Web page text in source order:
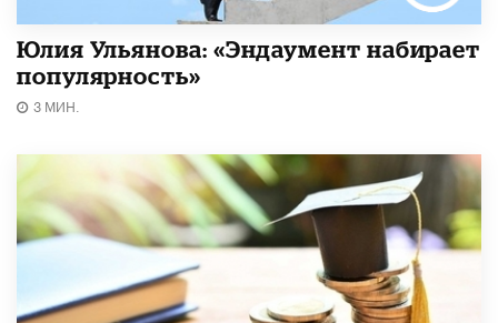
Юлия Ульянова: «Эндаумент набирает
популярность»
3 МИН.